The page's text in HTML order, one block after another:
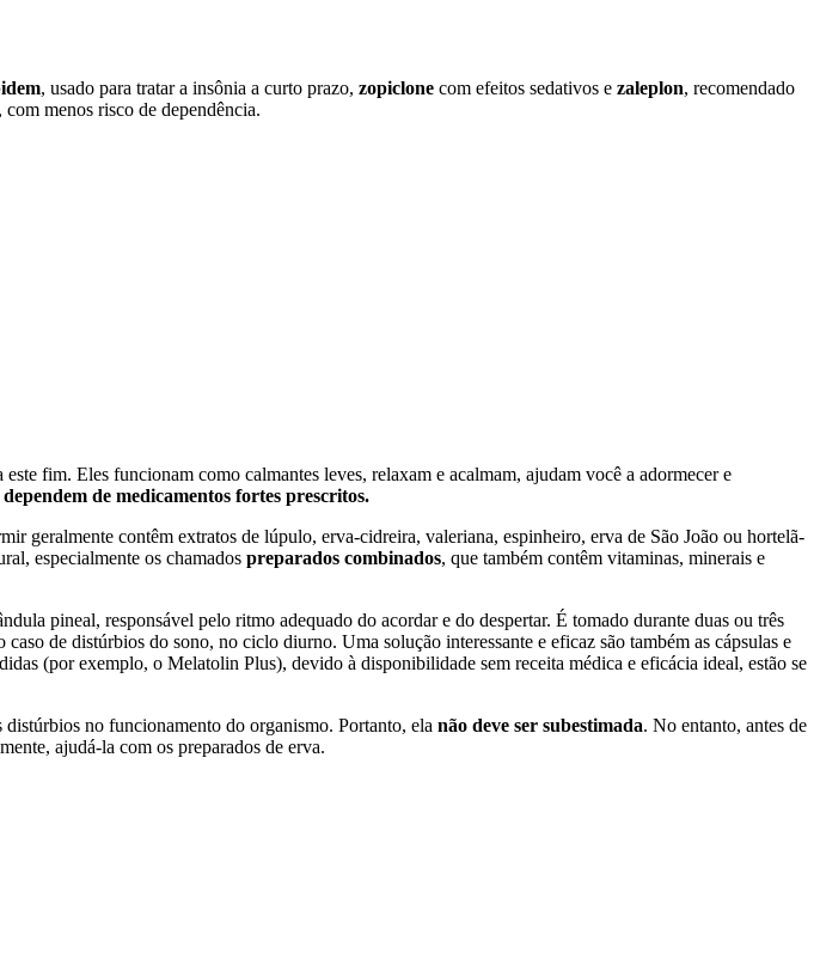
, usado para tratar a insônia a curto prazo, zopiclone com efeitos sedativos e zaleplon, recomendado
menos risco de dependência.
este fim. Eles funcionam como calmantes leves, relaxam e acalmam, ajudam você a adormecer e
de medicamentos fortes prescritos.
geralmente contêm extratos de lúpulo, erva-cidreira, valeriana, espinheiro, erva de São João ou hortelã-
especialmente os chamados preparados combinados, que também contêm vitaminas, minerais e
pineal, responsável pelo ritmo adequado do acordar e do despertar. É tomado durante duas ou três
de distúrbios do sono, no ciclo diurno. Uma solução interessante e eficaz são também as cápsulas e
(por exemplo, o Melatolin Plus), devido à disponibilidade sem receita médica e eficácia ideal, estão se
no funcionamento do organismo. Portanto, ela não deve ser subestimada. No entanto, antes de
ajudá-la com os preparados de erva.